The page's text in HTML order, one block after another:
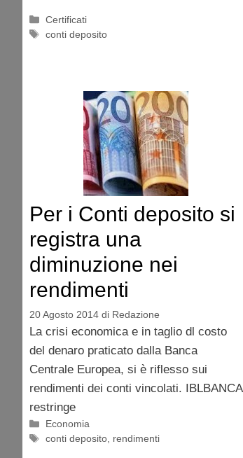
Categorie
Certificati
Tag
conti deposito
Per i Conti deposito si
registra una
diminuzione nei
rendimenti
20 Agosto 2014 di Redazione
La crisi economica e in taglio dl costo
del denaro praticato dalla Banca
Centrale Europea, si è riflesso sui
rendimenti dei conti vincolati. IBLBANCA
restringe
Categorie
Economia
Tag
conti deposito, rendimenti